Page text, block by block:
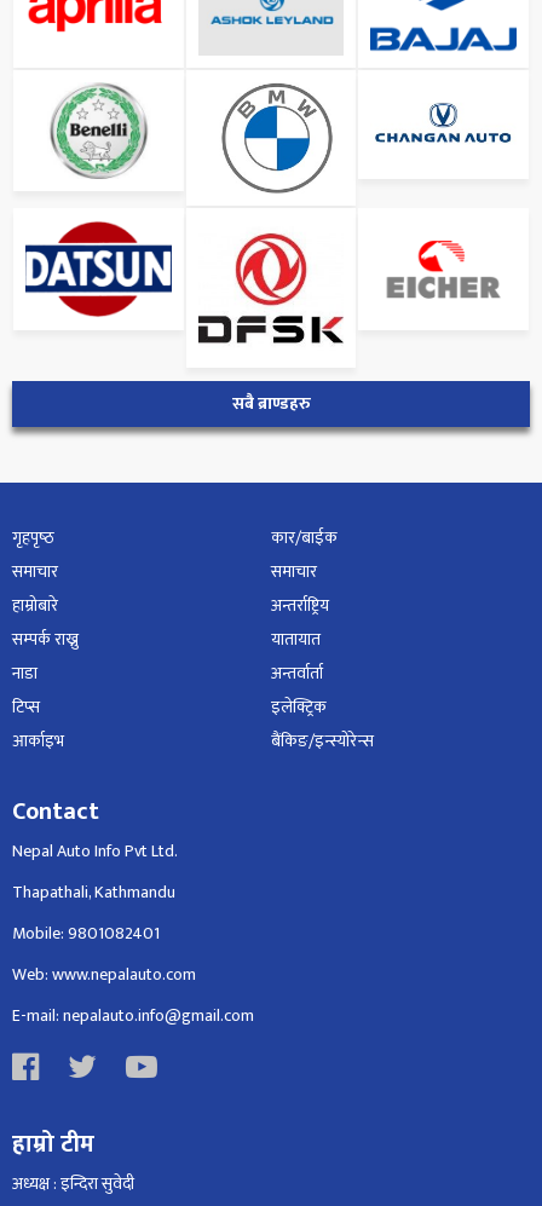
सबै ब्राण्डहरु
गृहपृष्‍ठ
समाचार
हाम्रोबारे
सम्पर्क राख्नु
नाडा
टिप्स
आर्काइभ
कार/बाईक
समाचार
अन्तर्राष्ट्रिय
यातायात
अन्तर्वार्ता
इलेक्ट्रिक
बैंकिङ/इन्स्योरेन्स
Contact
Nepal Auto Info Pvt Ltd.
Thapathali, Kathmandu
Mobile: 9801082401
Web: www.nepalauto.com
E-mail: nepalauto.info@gmail.com
हाम्रो टीम
अध्यक्ष : इन्दिरा सुवेदी